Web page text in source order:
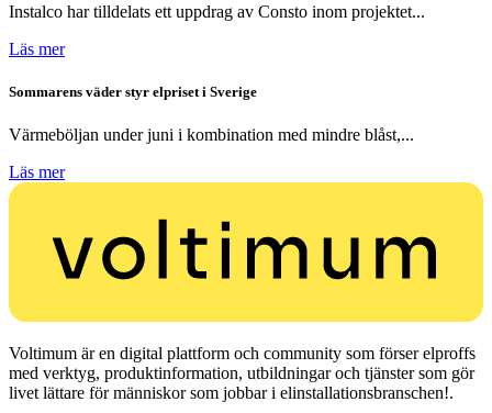
Instalco har tilldelats ett uppdrag av Consto inom projektet...
Läs mer
Sommarens väder styr elpriset i Sverige
Värmeböljan under juni i kombination med mindre blåst,...
Läs mer
Voltimum är en digital plattform och community som förser elproffs
med verktyg, produktinformation, utbildningar och tjänster som gör
livet lättare för människor som jobbar i elinstallationsbranschen!.